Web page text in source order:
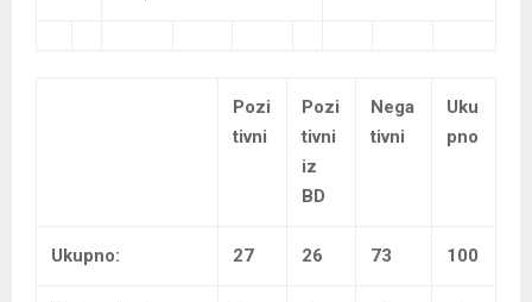
Pozi
tivni
Pozi
tivni
iz
BD
Nega
tivni
Uku
pno
Ukupno: 27 26 73 100